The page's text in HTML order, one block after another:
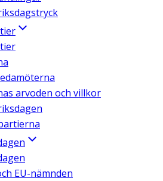
arvoden och villkor
EU-nämnden